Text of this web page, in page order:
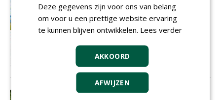
Nederland
Hoeveel monumentale bomen er precies
in Nederland staan, is niet precies te
zeggen. Waar de meeste monumentale
bomen staan, is inmiddels wel bekend en
ze zijn eenvoudig te vinden.
01-10-2016
7 sec
De onstuimige band tussen bomen
Deze gegevens zijn voor ons van belang
om voor u een prettige website ervaring
te kunnen blijven ontwikkelen. Lees verder
AKKOORD
AFWIJZEN